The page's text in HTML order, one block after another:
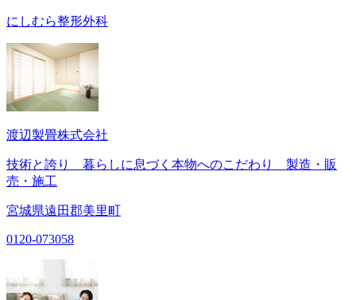
にしむら整形外科
渡辺製畳株式会社
技術と誇り 暮らしに息づく本物へのこだわり 製造・販
売・施工
宮城県遠田郡美里町
0120-073058